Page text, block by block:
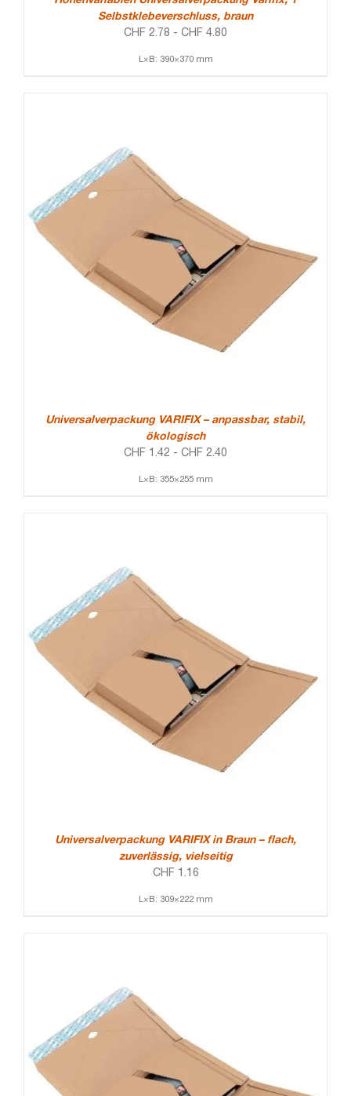
Selbstklebeverschluss, braun
CHF 2.78 - CHF 4.80
L×B: 390×370 mm
Universalverpackung VARIFIX – anpassbar, stabil,
ökologisch
CHF 1.42 - CHF 2.40
L×B: 355×255 mm
Universalverpackung VARIFIX in Braun – flach,
zuverlässig, vielseitig
CHF 1.16
L×B: 309×222 mm